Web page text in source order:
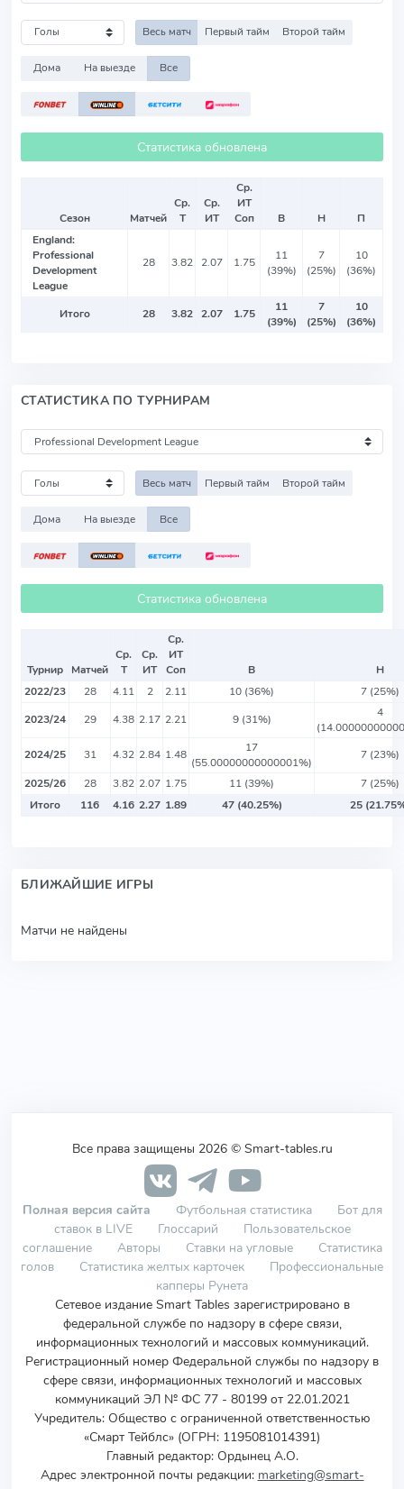
Весь матч Первый тайм Второй тайм
Дома На выезде Все
Статистика обновлена
Сезон Матчей
Ср.
Т
Ср.
ИТ
Ср.
ИТ
Соп
В Н
П
England:
Professional
Development
League
28 3.82 2.07 1.75
11
(39%)
7
(25%)
10
(36%)
Итого 28 3.82 2.07 1.75
11
(39%)
7
(25%)
10
(36%)
СТАТИСТИКА ПО ТУРНИРАМ
Весь матч Первый тайм Второй тайм
Дома На выезде Все
Статистика обновлена
Турнир Матчей
Ср.
Т
Ср.
ИТ
Ср.
ИТ
Соп
В
Н
2022/23
28 4.11 2 2.11 10 (36%)
7 (25%)
2023/24
29 4.38 2.17 2.21 9 (31%)
4
2024/25
31 4.32 2.84 1.48
17
(55.00000000000001%)
7 (23%)
2025/26
28 3.82 2.07 1.75 11 (39%)
7 (25%)
Итого
116 4.16 2.27 1.89 47 (40.25%) 25
БЛИЖАЙШИЕ ИГРЫ
Матчи не найдены
Все права защищены 2026 © Smart-tables.ru
Полная версия сайта Футбольная статистика
Бот для
ставок в LIVE
Глоссарий
Пользовательское
соглашение
Авторы Ставки на угловые
Статистика
голов
Статистика желтых карточек
Профессиональные
капперы Рунета
Сетевое издание Smart Tables зарегистрировано в
федеральной службе по надзору в сфере связи,
информационных технологий и массовых коммуникаций.
Регистрационный номер Федеральной службы по надзору в
сфере связи, информационных технологий и массовых
коммуникаций ЭЛ № ФС 77 - 80199 от 22.01.2021
Учредитель: Общество с ограниченной ответственностью
«Смарт Тейблс» (ОГРН: 1195081014391)
Главный редактор: Ордынец А.О.
Адрес электронной почты редакции: marketing@smart-